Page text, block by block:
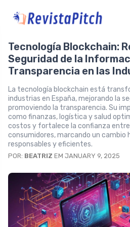
Tecnología Blockchain:
Seguridad de la
Transparencia en las
La tecnología blockchain está
industrias en España, mejorando la
promoviendo la transparencia. Su
como finanzas, logística y salud
costos y fortalece la confianza entre
consumidores, marcando un cambio
responsables y eficientes.
POR: BEATRIZ EM JANUARY 9, 2025